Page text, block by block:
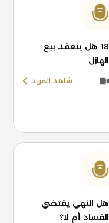
18 هل ينعقد بيع
الهازل
شاهد المزيد
هل النهي يقتضي
الفساد أم لا؟